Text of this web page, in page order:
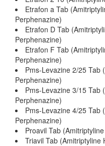
Etrafon a Tab
Perphenazine)
Etrafon D Tab
Perphenazine)
Etrafon F Tab
Perphenazine)
Pms-Levazine 2/25 Tab
Perphenazine)
Pms-Levazine 3/15 Tab
Perphenazine)
Pms-Levazine 4/25 Tab
Perphenazine)
Proavil Tab
Triavil Tab (Amitriptyline